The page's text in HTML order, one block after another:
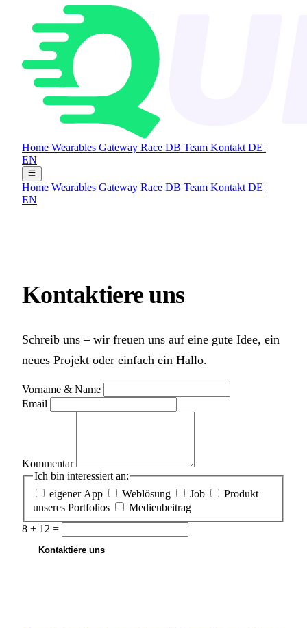
Home Wearables Gateway Race DB Team Kontakt DE |
EN
Home Wearables Gateway Race DB Team Kontakt DE |
EN
Kontaktiereuns
Schreib uns – wir freuen uns auf eine gute Idee, ein
neues Projekt oder einfach ein Hallo.
Vorname & Name
Email
Kommentar
Ich bin interessiert an:
eigener App
Weblösung Job
Produkt
unseres Portfolios
Medienbeitrag
8 + 12 =
Kontaktiere uns